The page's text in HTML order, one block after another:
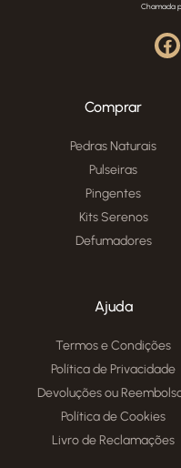
Chamada
Comprar
Pedras Naturais
Pulseiras
Pingentes
Kits Serenos
Defumadores
Ajuda
Termos e Condições
Política de Privacidade
Devoluções ou
Política de Cookies
Livro de Reclamações